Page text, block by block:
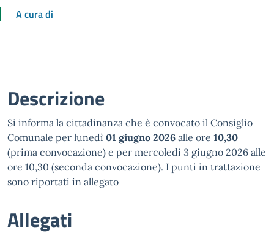
A cura di
Descrizione
Si informa la cittadinanza che è convocato il Consiglio
Comunale per lunedì 01 giugno 2026 alle ore 10,30
(prima convocazione) e per mercoledì 3 giugno 2026 alle
ore 10,30 (seconda convocazione). I punti in trattazione
sono riportati in allegato
Allegati